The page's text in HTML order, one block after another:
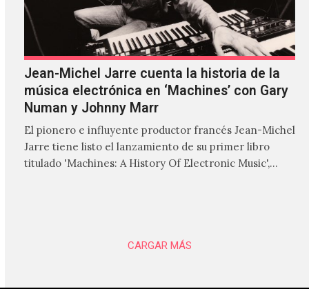
Jean-Michel Jarre cuenta la historia de la
música electrónica en ‘Machines’ con Gary
Numan y Johnny Marr
El pionero e influyente productor francés Jean-Michel
Jarre tiene listo el lanzamiento de su primer libro
titulado 'Machines: A History Of Electronic Music',
CARGAR MÁS